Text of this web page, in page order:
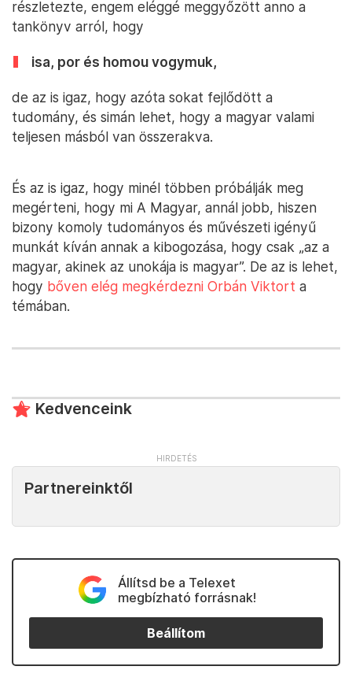
részletezte, engem eléggé meggyőzött anno a
tankönyv arról, hogy
isa, por és homou vogymuk,
de az is igaz, hogy azóta sokat fejlődött a
tudomány, és simán lehet, hogy a magyar valami
teljesen másból van összerakva.
És az is igaz, hogy minél többen próbálják meg
megérteni, hogy mi A Magyar, annál jobb, hiszen
bizony komoly tudományos és művészeti igényű
munkát kíván annak a kibogozása, hogy csak „az a
magyar, akinek az unokája is magyar”. De az is lehet,
hogy bőven elég megkérdezni Orbán Viktort a
témában.
Kedvenceink
Partnereinktől
Állítsd be a Telexet
megbízható forrásnak!
Beállítom